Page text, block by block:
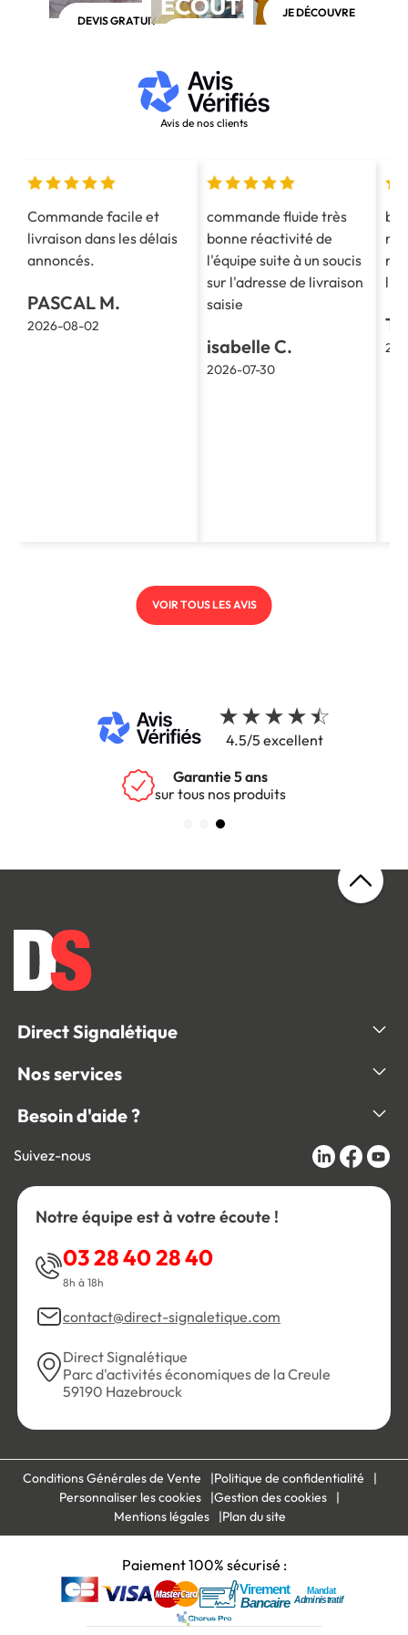
DEVIS GRATUIT
JE DÉCOUVRE
Avis de nos clients
Commande facile et
livraison dans les délais
annoncés.
PASCAL M.
2026-08-02
commande fluide très
bonne réactivité de
l'équipe suite à un soucis
sur l'adresse de livraison
saisie
isabelle C.
2026-07-30
VOIR TOUS LES AVIS
4.5/5 excellent
Garantie 5 ans
sur tous nos produits
Direct Signalétique
Nos services
Besoin d'aide ?
Suivez-nous
Notre équipe est à votre écoute !
03 28 40 28 40
8h à 18h
contact@direct-signaletique.com
Direct Signalétique
Parc d'activités économiques de la Creule
59190 Hazebrouck
Conditions Générales de Vente
Politique de confidentialité
Personnaliser les cookies
Gestion des cookies
Mentions légales
Plan du site
Paiement 100% sécurisé :